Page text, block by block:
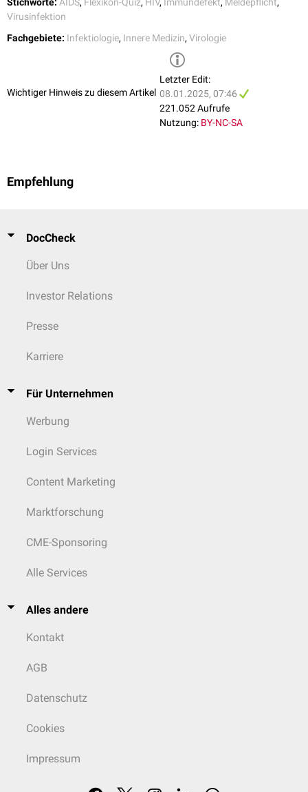
Lymphknoten Cytomegalie-Virus
Dünn-undDickdarm(Diarrhoe)
Giardia lamblia
Shigellen
Virusinfektion
Fachgebiete: Infektiologie, Innere Medizin, Virologie
Wichtiger Hinweis zu diesem Artikel
Letzter Edit:
08.01.2025, 07:46
221.052 Aufrufe
Nutzung: BY-NC-SA
Empfehlung
DocCheck
Über Uns
Investor Relations
Presse
Karriere
Für Unternehmen
Werbung
Login Services
Content Marketing
Marktforschung
CME-Sponsoring
Alle Services
Alles andere
Kontakt
AGB
Datenschutz
Cookies
Impressum